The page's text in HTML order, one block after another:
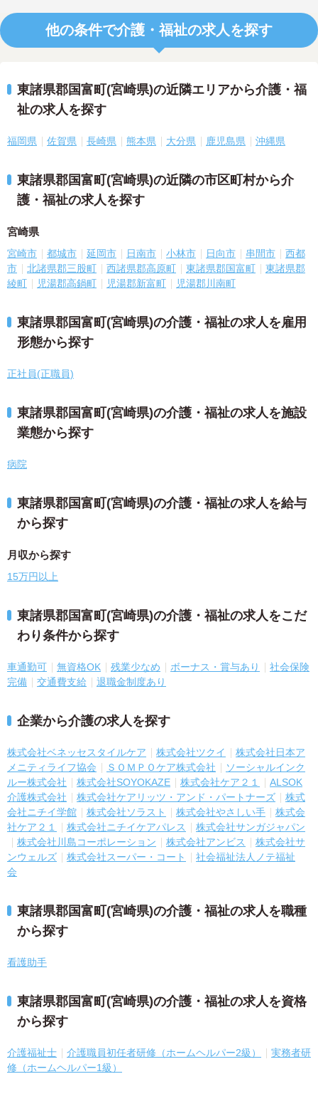
他の条件で介護・福祉の求人を探す
東諸県郡国富町(宮崎県)の近隣エリアから介護・福
祉の求人を探す
福岡県 佐賀県 長崎県 熊本県 大分県 鹿児島県 沖縄県
東諸県郡国富町(宮崎県)の近隣の市区町村から介
護・福祉の求人を探す
宮崎県
宮崎市 都城市 延岡市 日南市 小林市 日向市 串間市
西都
市
北諸県郡三股町 西諸県郡高原町 東諸県郡国富町
東諸県郡
綾町
児湯郡高鍋町 児湯郡新富町 児湯郡川南町
東諸県郡国富町(宮崎県)の介護・福祉の求人を雇用
形態から探す
正社員(正職員)
東諸県郡国富町(宮崎県)の介護・福祉の求人を施設
業態から探す
病院
東諸県郡国富町(宮崎県)の介護・福祉の求人を給与
から探す
月収から探す
15万円以上
東諸県郡国富町(宮崎県)の介護・福祉の求人をこだ
わり条件から探す
車通勤可 無資格OK 残業少なめ ボーナス・賞与あり
社会保険
完備
交通費支給 退職金制度あり
企業から介護の求人を探す
株式会社ベネッセスタイルケア 株式会社ツクイ
株式会社日本ア
メニティライフ協会
ＳＯＭＰＯケア株式会社
ソーシャルインク
ルー株式会社
株式会社SOYOKAZE 株式会社ケア２１
ALSOK
介護株式会社
株式会社ケアリッツ・アンド・パートナーズ
株式
会社ニチイ学館
株式会社ソラスト 株式会社やさしい手
株式会
社ケア２１
株式会社ニチイケアパレス
株式会社サンガジャパン
株式会社川島コーポレーション
株式会社アンビス
株式会社サ
ンウェルズ
株式会社スーパー・コート
社会福祉法人ノテ福祉
会
東諸県郡国富町(宮崎県)の介護・福祉の求人を職種
から探す
看護助手
東諸県郡国富町(宮崎県)の介護・福祉の求人を資格
から探す
介護福祉士 介護職員初任者研修（ホームヘルパー2級）
実務者研
修（ホームヘルパー1級）